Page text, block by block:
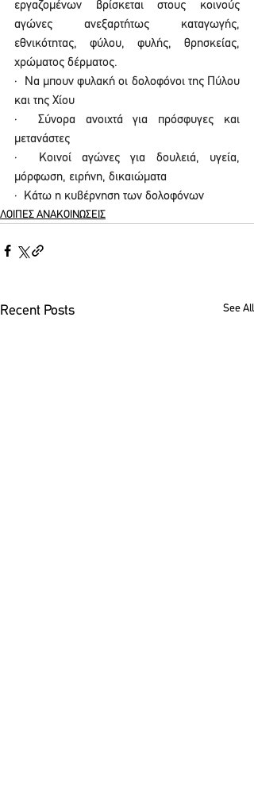
εργαζομένων βρίσκεται στους κοινούς
αγώνες ανεξαρτήτως καταγωγής,
εθνικότητας, φύλου, φυλής, θρησκείας,
χρώματος δέρματος.
·  Να μπουν φυλακή οι δολοφόνοι της Πύλου
και της Χίου
·  Σύνορα ανοιχτά για πρόσφυγες και
μετανάστες
·  Κοινοί αγώνες για δουλειά, υγεία,
μόρφωση, ειρήνη, δικαιώματα
·  Κάτω η κυβέρνηση των δολοφόνων
ΛΟΙΠΕΣ ΑΝΑΚΟΙΝΩΣΕΙΣ
Recent Posts See All